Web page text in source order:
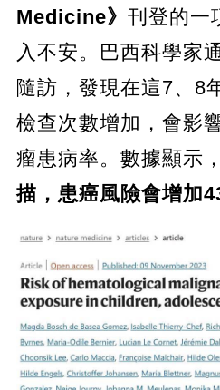
Medicine》 刊登的一
入不安。巴西科學家
隨訪，發現在這7、8
檢查次數增加，會影
瘤患病率。數據顯示，
描，患癌風險會增加